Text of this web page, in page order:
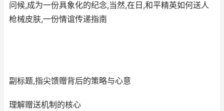
问候,成为一份具象化的纪念,当然,在日,和平精英如何送人
枪械皮肤,一份情谊传递指南
副标题,指尖馈赠背后的策略与心意
理解赠送机制的核心